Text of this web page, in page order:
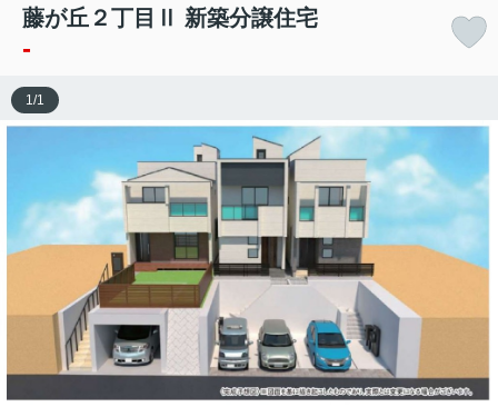
藤が丘２丁目Ⅱ 新築分譲住宅
-
1 /1